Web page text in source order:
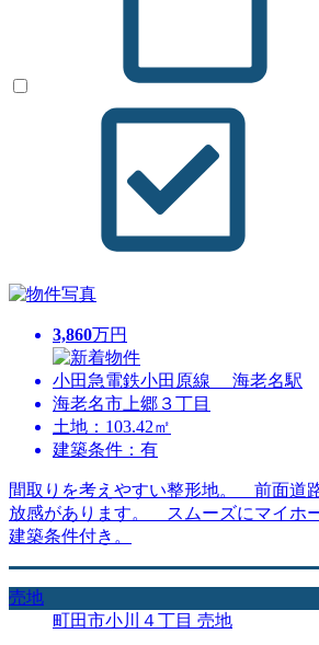
3,860万円
小田急電鉄小田原線 海老名駅
海老名市上郷３丁目
土地：103.42㎡
建築条件：有
間取りを考えやすい整形地。 前面道
放感があります。 スムーズにマイホ
建築条件付き。
売地
町田市小川４丁目 売地